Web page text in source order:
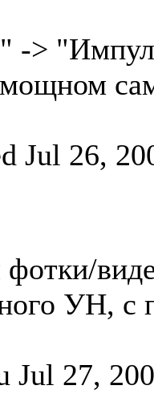
->
Jul 26,
УН, с
Jul 27,